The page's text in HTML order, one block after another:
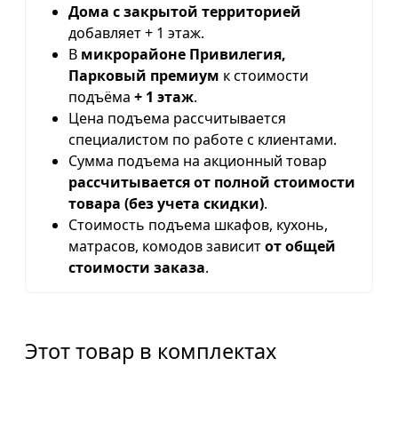
Дома с закрытой территорией
добавляет + 1 этаж.
В микрорайоне Привилегия,
Парковый премиум к стоимости
подъёма + 1 этаж.
Цена подъема рассчитывается
специалистом по работе с клиентами.
Сумма подъема на акционный товар
рассчитывается от полной стоимости
товара (без учета скидки).
Стоимость подъема шкафов, кухонь,
матрасов, комодов зависитот общей
стоимости заказа.
Этот товар в комплектах